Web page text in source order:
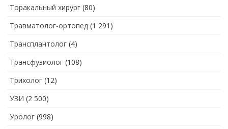
Торакальный хирург (80)
Травматолог-ортопед (1 291)
Трансплантолог (4)
Трансфузиолог (108)
Трихолог (12)
УЗИ (2 500)
Уролог (998)